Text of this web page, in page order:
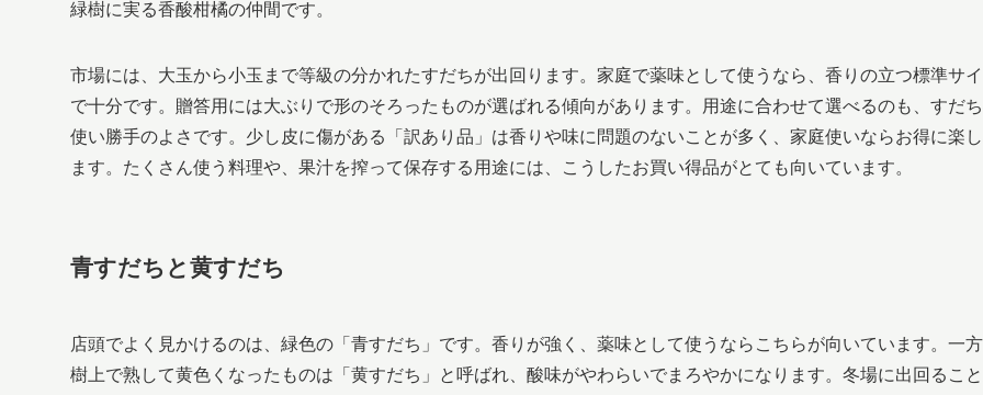
緑樹に実る香酸柑橘の仲間です。
市場には、大玉から小玉まで等級の分かれたすだちが出回ります。家庭で薬味として使うなら、香りの立つ標準サ
で十分です。贈答用には大ぶりで形のそろったものが選ばれる傾向があります。用途に合わせて選べるのも、すだ
使い勝手のよさです。少し皮に傷がある「訳あり品」は香りや味に問題のないことが多く、家庭使いならお得に楽
ます。たくさん使う料理や、果汁を搾って保存する用途には、こうしたお買い得品がとても向いています。
青すだちと黄すだち
店頭でよく見かけるのは、緑色の「青すだち」です。香りが強く、薬味として使うならこちらが向いています。一方
樹上で熟して黄色くなったものは「黄すだち」と呼ばれ、酸味がやわらいでまろやかになります。冬場に出回るこ